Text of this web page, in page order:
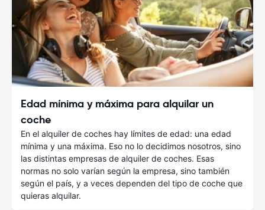
Edad mínima y máxima para alquilar un
coche
En el alquiler de coches hay límites de edad: una edad
mínima y una máxima. Eso no lo decidimos nosotros, sino
las distintas empresas de alquiler de coches. Esas
normas no solo varían según la empresa, sino también
según el país, y a veces dependen del tipo de coche que
quieras alquilar.